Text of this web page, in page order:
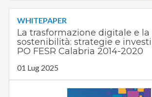
WHITEPAPER
La trasformazione digitale e la
sostenibilità: strategie e
PO FESR Calabria 2014-2020
01 Lug 2025